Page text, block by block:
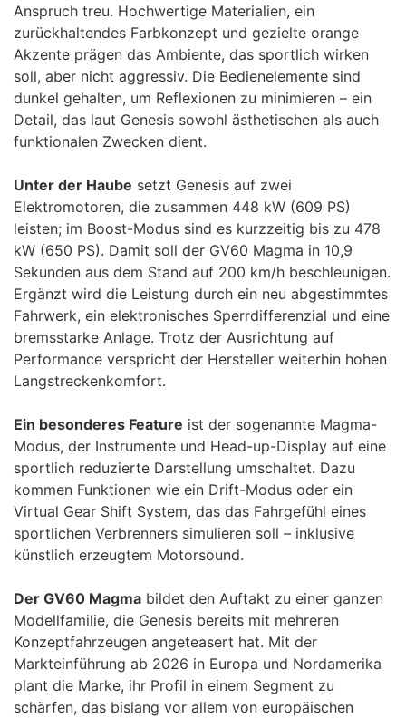
Anspruch treu. Hochwertige Materialien, ein
zurückhaltendes Farbkonzept und gezielte orange
Akzente prägen das Ambiente, das sportlich wirken
soll, aber nicht aggressiv. Die Bedienelemente sind
dunkel gehalten, um Reflexionen zu minimieren – ein
Detail, das laut Genesis sowohl ästhetischen als auch
funktionalen Zwecken dient.
Unter der Haube setzt Genesis auf zwei
Elektromotoren, die zusammen 448 kW (609 PS)
leisten; im Boost-Modus sind es kurzzeitig bis zu 478
kW (650 PS). Damit soll der GV60 Magma in 10,9
Sekunden aus dem Stand auf 200 km/h beschleunigen.
Ergänzt wird die Leistung durch ein neu abgestimmtes
Fahrwerk, ein elektronisches Sperrdifferenzial und eine
bremsstarke Anlage. Trotz der Ausrichtung auf
Performance verspricht der Hersteller weiterhin hohen
Langstreckenkomfort.
Ein besonderes Feature ist der sogenannte Magma-
Modus, der Instrumente und Head-up-Display auf eine
sportlich reduzierte Darstellung umschaltet. Dazu
kommen Funktionen wie ein Drift-Modus oder ein
Virtual Gear Shift System, das das Fahrgefühl eines
sportlichen Verbrenners simulieren soll – inklusive
künstlich erzeugtem Motorsound.
Der GV60 Magma bildet den Auftakt zu einer ganzen
Modellfamilie, die Genesis bereits mit mehreren
Konzeptfahrzeugen angeteasert hat. Mit der
Markteinführung ab 2026 in Europa und Nordamerika
plant die Marke, ihr Profil in einem Segment zu
schärfen, das bislang vor allem von europäischen